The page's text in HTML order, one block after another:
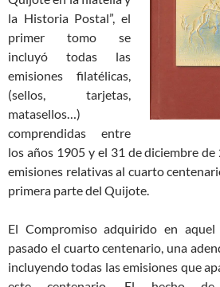
la Historia Postal”, el
primer tomo se
incluyó todas las
emisiones filatélicas,
(sellos, tarjetas,
matasellos…)
comprendidas entre
los años 1905 y el 31 de diciembre
emisiones relativas al cuarto
primera parte del Quijote.
El Compromiso adquirido en
pasado el cuarto centenario, una
incluyendo todas las emisiones que